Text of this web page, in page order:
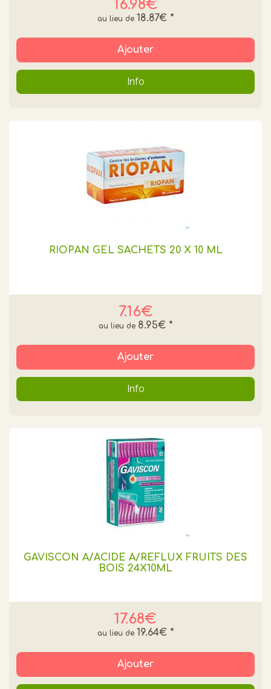
16.98€
18.87€ *
Ajouter
Info
RIOPAN GEL SACHETS 20 X 10 ML
7.16€
8.95€ *
Ajouter
Info
GAVISCON A/ACIDE A/REFLUX FRUITS DES
BOIS 24X10ML
17.68€
19.64€ *
Ajouter